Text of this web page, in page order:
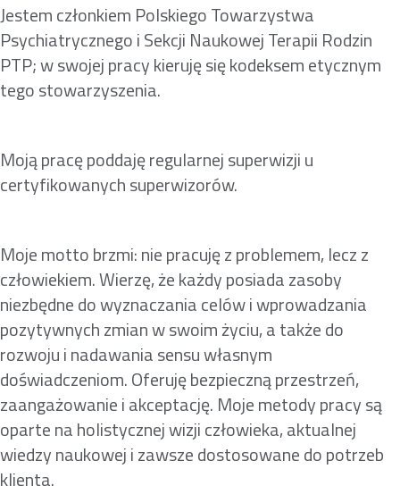
Jestem członkiem Polskiego Towarzystwa
Psychiatrycznego i Sekcji Naukowej Terapii Rodzin
PTP; w swojej pracy kieruję się kodeksem etycznym
tego stowarzyszenia.
Moją pracę poddaję regularnej superwizji u
certyfikowanych superwizorów.
Moje motto brzmi: nie pracuję z problemem, lecz z
człowiekiem. Wierzę, że każdy posiada zasoby
niezbędne do wyznaczania celów i wprowadzania
pozytywnych zmian w swoim życiu, a także do
rozwoju i nadawania sensu własnym
doświadczeniom. Oferuję bezpieczną przestrzeń,
zaangażowanie i akceptację. Moje metody pracy są
oparte na holistycznej wizji człowieka, aktualnej
wiedzy naukowej i zawsze dostosowane do potrzeb
klienta.